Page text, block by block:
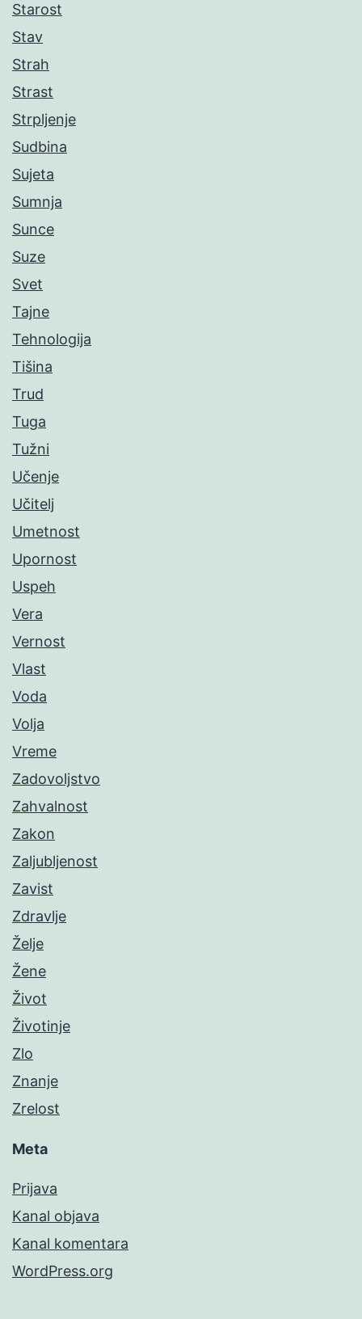
Starost
Stav
Strah
Strast
Strpljenje
Sudbina
Sujeta
Sumnja
Sunce
Suze
Svet
Tajne
Tehnologija
Tišina
Trud
Tuga
Tužni
Učenje
Učitelj
Umetnost
Upornost
Uspeh
Vera
Vernost
Vlast
Voda
Volja
Vreme
Zadovoljstvo
Zahvalnost
Zakon
Zaljubljenost
Zavist
Zdravlje
Želje
Žene
Život
Životinje
Zlo
Znanje
Zrelost
Meta
Prijava
Kanal objava
Kanal komentara
WordPress.org